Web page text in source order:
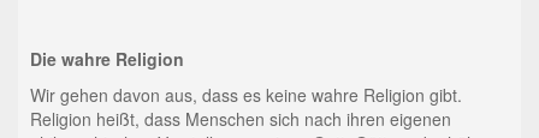
Die wahre Religion
Wir gehen davon aus, dass es keine wahre Religion gibt.
Religion heißt, dass Menschen sich nach ihren eigenen